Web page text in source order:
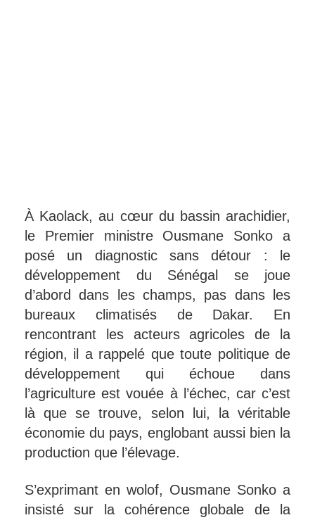
À Kaolack, au cœur du bassin arachidier,
le Premier ministre Ousmane Sonko a
posé un diagnostic sans détour : le
développement du Sénégal se joue
d’abord dans les champs, pas dans les
bureaux climatisés de Dakar. En
rencontrant les acteurs agricoles de la
région, il a rappelé que toute politique de
développement qui échoue dans
l’agriculture est vouée à l’échec, car c’est
là que se trouve, selon lui, la véritable
économie du pays, englobant aussi bien la
production que l’élevage.
S’exprimant en wolof, Ousmane Sonko a
insisté sur la cohérence globale de la